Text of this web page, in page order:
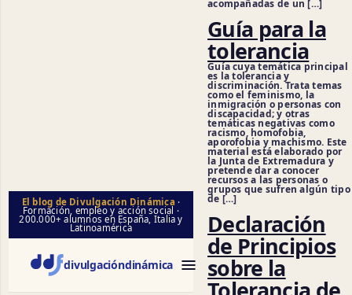
El blog de Divulgación Dinámica ·
Formación, empleo y acción social ·
200.000+ alumnos en España, Italia y
Latinoamérica
divulgacióndinámica
acompañadas de un […]
Guía para la
tolerancia
Guía cuya temática principal
es la tolerancia y
discriminación. Trata temas
como el feminismo, la
inmigración o personas con
discapacidad; y otras
temáticas negativas como
racismo, homofobia,
aporofobia y machismo. Este
material está elaborado por
la Junta de Extremadura y
pretende dar a conocer
recursos a las personas o
grupos que sufren algún tipo
de […]
Declaración
de Principios
sobre la